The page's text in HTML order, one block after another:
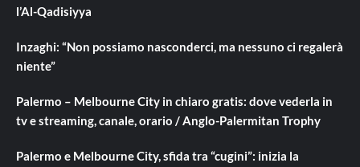
l’Al-Qadisiyya
Inzaghi: “Non possiamo nasconderci, ma nessuno ci regalerà
niente”
Palermo – Melbourne City in chiaro gratis: dove vederla in
tv e streaming, canale, orario / Anglo-Palermitan Trophy
Palermo e Melbourne City, sfida tra “cugini”: inizia la